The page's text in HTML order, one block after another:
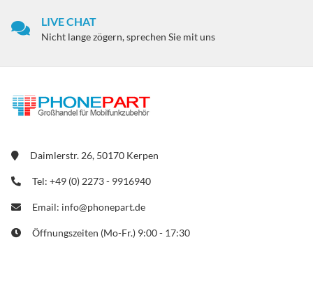
LIVE CHAT
Nicht lange zögern, sprechen Sie mit uns
Daimlerstr. 26, 50170 Kerpen
Tel: +49 (0) 2273 - 9916940
Email: info@phonepart.de
Öffnungszeiten (Mo-Fr.) 9:00 - 17:30